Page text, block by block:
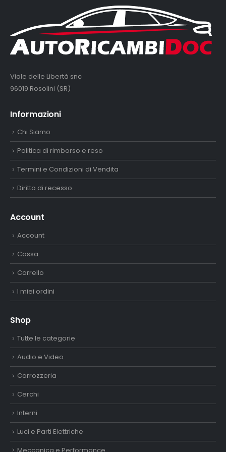
Viale delle Libertà snc
96019 Rosolini (SR)
Informazioni
Chi Siamo
Politica di rimborso e reso
Termini e Condizioni di Vendita
Diritto di recesso
Account
Account
Cassa
Carrello
I miei ordini
Shop
Tutte le categorie
Audio e Video
Carrozzeria
Cerchi
Interni
Luci e Parti Elettriche